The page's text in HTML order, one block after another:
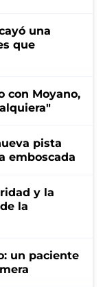
una
que
con Moyano,
pista
emboscada
y la
la
un paciente